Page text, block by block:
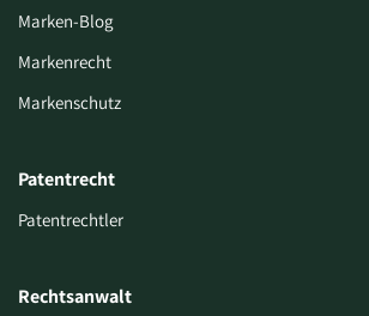
Marken-Blog
Markenrecht
Markenschutz
Patentrecht
Patentrechtler
Rechtsanwalt